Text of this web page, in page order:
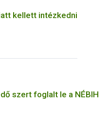
kellett intézkedni
szert foglalt le a NÉBIH